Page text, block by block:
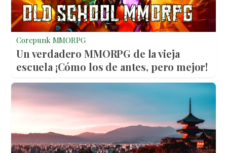
Corepunk MMORPG
Un verdadero MMORPG de la vieja
escuela ¡Cómo los de antes, pero mejor!